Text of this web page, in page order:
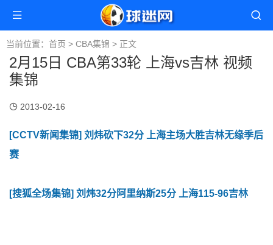
当前位置： 首页 > CBA集锦 > 正文
2月15日 CBA第33轮 上海vs吉林 视频
集锦
2013-02-16
[CCTV新闻集锦] 刘炜砍下32分 上海主场大胜吉林无缘季后
赛
[搜狐全场集锦] 刘炜32分阿里纳斯25分 上海115-96吉林